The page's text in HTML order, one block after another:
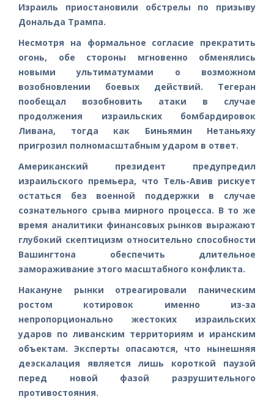
Израиль приостановили обстрелы по призыву
Дональда Трампа.
Несмотря на формальное согласие прекратить
огонь, обе стороны мгновенно обменялись
новыми ультиматумами о возможном
возобновлении боевых действий. Тегеран
пообещал возобновить атаки в случае
продолжения израильских бомбардировок
Ливана, тогда как Биньямин Нетаньяху
пригрозил полномасштабным ударом в ответ.
Американский президент предупредил
израильского премьера, что Тель-Авив рискует
остаться без военной поддержки в случае
сознательного срыва мирного процесса. В то же
время аналитики финансовых рынков выражают
глубокий скептицизм относительно способности
Вашингтона обеспечить длительное
замораживание этого масштабного конфликта.
Накануне рынки отреагировали паническим
ростом котировок именно из-за
непропорционально жестоких израильских
ударов по ливанским территориям и иранским
объектам. Эксперты опасаются, что нынешняя
деэскалация является лишь короткой паузой
перед новой фазой разрушительного
противостояния.